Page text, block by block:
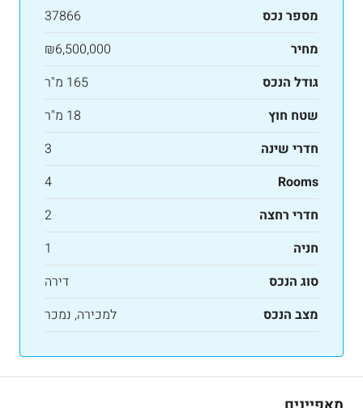
מספר נכס
37866
מחיר
₪6,500,000
גודל הנכס
165 מ"ר
שטח חוץ
18 מ"ר
חדרי שינה
3
Rooms
4
חדרי רחצה
2
חניה
1
סוג הנכס
דירה
מצב הנכס
למכירה, נמכר